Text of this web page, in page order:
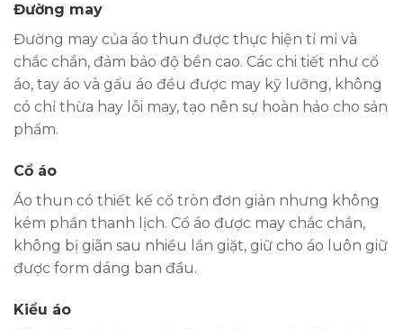
Đường may
Đường may của áo thun được thực hiện tỉ mỉ và
chắc chắn, đảm bảo độ bền cao. Các chi tiết như cổ
áo, tay áo và gấu áo đều được may kỹ lưỡng, không
có chỉ thừa hay lỗi may, tạo nên sự hoàn hảo cho sản
phẩm.
Cổ áo
Áo thun có thiết kế cổ tròn đơn giản nhưng không
kém phần thanh lịch. Cổ áo được may chắc chắn,
không bị giãn sau nhiều lần giặt, giữ cho áo luôn giữ
được form dáng ban đầu.
Kiểu áo